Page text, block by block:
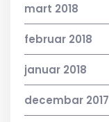
mart 2018
februar 2018
januar 2018
decembar 2017